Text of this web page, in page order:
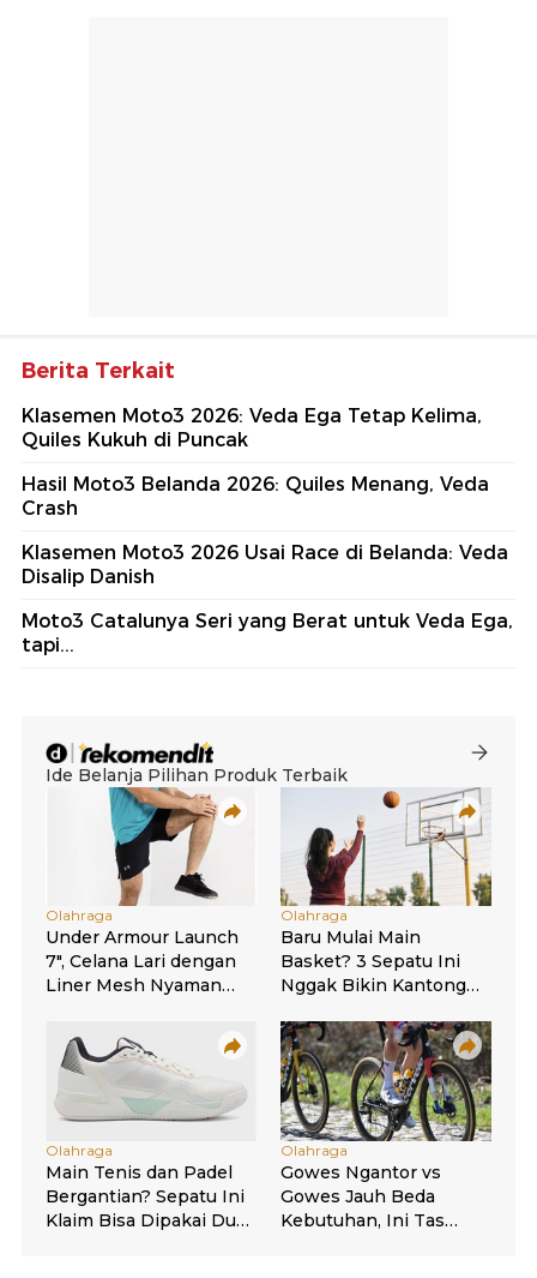
Berita Terkait
Klasemen Moto3 2026: Veda Ega Tetap Kelima,
Quiles Kukuh di Puncak
Hasil Moto3 Belanda 2026: Quiles Menang, Veda
Crash
Klasemen Moto3 2026 Usai Race di Belanda: Veda
Disalip Danish
Moto3 Catalunya Seri yang Berat untuk Veda Ega,
tapi...